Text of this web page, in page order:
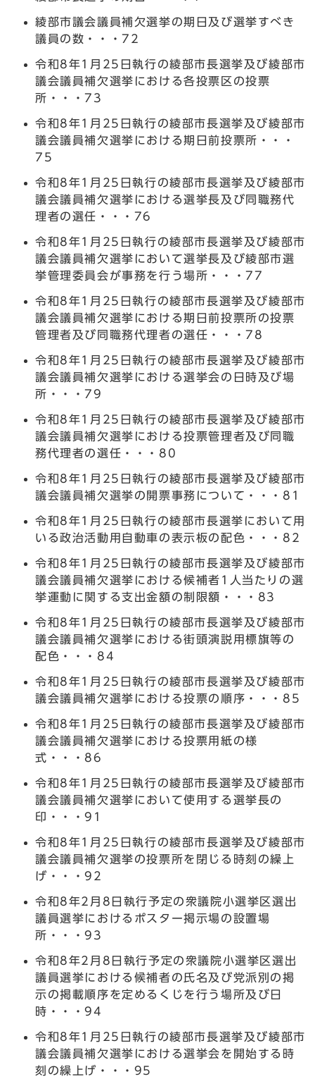
綾部市議会議員補欠選挙の期日及び選挙すべき
議員の数・・・72
令和8年1月25日執行の綾部市長選挙及び綾部市
議会議員補欠選挙における各投票区の投票
所・・・73
令和8年1月25日執行の綾部市長選挙及び綾部市
議会議員補欠選挙における期日前投票所・・・
75
令和8年1月25日執行の綾部市長選挙及び綾部市
議会議員補欠選挙における選挙長及び同職務代
理者の選任・・・76
令和8年1月25日執行の綾部市長選挙及び綾部市
議会議員補欠選挙において選挙長及び綾部市選
挙管理委員会が事務を行う場所・・・77
令和8年1月25日執行の綾部市長選挙及び綾部市
議会議員補欠選挙における期日前投票所の投票
管理者及び同職務代理者の選任・・・78
令和8年1月25日執行の綾部市長選挙及び綾部市
議会議員補欠選挙における選挙会の日時及び場
所・・・79
令和8年1月25日執行の綾部市長選挙及び綾部市
議会議員補欠選挙における投票管理者及び同職
務代理者の選任・・・80
令和8年1月25日執行の綾部市長選挙及び綾部市
議会議員補欠選挙の開票事務について・・・81
令和8年1月25日執行の綾部市長選挙において用
いる政治活動用自動車の表示板の配色・・・82
令和8年1月25日執行の綾部市長選挙及び綾部市
議会議員補欠選挙における候補者1人当たりの選
挙運動に関する支出金額の制限額・・・83
令和8年1月25日執行の綾部市長選挙及び綾部市
議会議員補欠選挙における街頭演説用標旗等の
配色・・・84
令和8年1月25日執行の綾部市長選挙及び綾部市
議会議員補欠選挙における投票の順序・・・85
令和8年1月25日執行の綾部市長選挙及び綾部市
議会議員補欠選挙における投票用紙の様
式・・・86
令和8年1月25日執行の綾部市長選挙及び綾部市
議会議員補欠選挙において使用する選挙長の
印・・・91
令和8年1月25日執行の綾部市長選挙及び綾部市
議会議員補欠選挙の投票所を閉じる時刻の繰上
げ・・・92
令和8年2月8日執行予定の衆議院小選挙区選出
議員選挙におけるポスター掲示場の設置場
所・・・93
令和8年2月8日執行予定の衆議院小選挙区選出
議員選挙における候補者の氏名及び党派別の掲
示の掲載順序を定めるくじを行う場所及び日
時・・・94
令和8年1月25日執行の綾部市長選挙及び綾部市
議会議員補欠選挙における選挙会を開始する時
刻の繰上げ・・・95